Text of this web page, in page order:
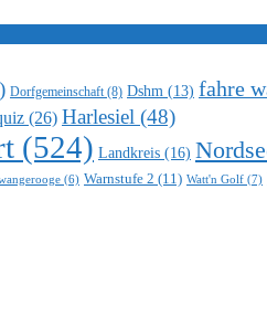
Dorfgemeinschaft(8) Dshm (13) fahre
(26) Harlesiel (48)
(524) Landkreis (16)
(6) Warnstufe 2 (11) Watt'n Golf (7)